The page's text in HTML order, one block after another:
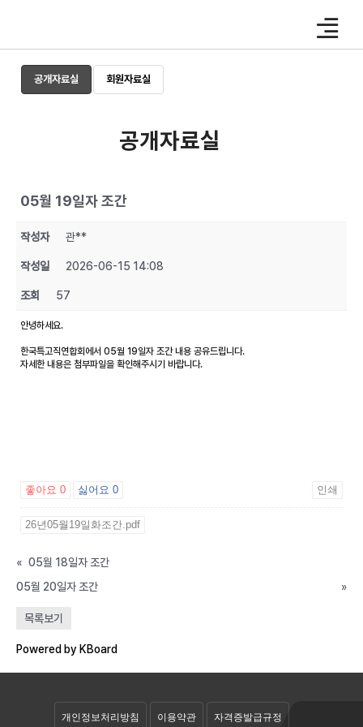
공개자료실 회원자료실
공개자료실
05월 19일자 조간
작성자 관**
작성일 2026-06-15 14:08
조회 57
안녕하세요.
한국특고직연합회에서 05월 19일자 조간 내용 공유드립니다.
자세한 내용은 첨부파일을 확인해주시기 바랍니다.
좋아요 0 싫어요 0 인쇄
26년05월19일화조간.pdf
« 05월 18일자 조간
05월 20일자 조간
»
목록보기
Powered by KBoard
개인정보처리방침 이용약관 자격증발급규정